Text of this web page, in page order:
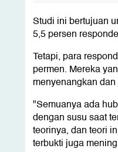
Studi ini bertujuan
5,5 persen
Tetapi, para
permen. Mereka
menyenangkan
"Semuanya ada
dengan susu saat
teorinya, dan teori
terbukti juga